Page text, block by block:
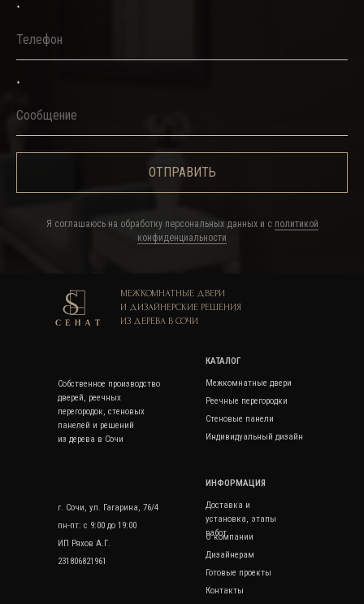
*
Телефон
*
Сообщение
ОТПРАВИТЬ
Я соглашаюсь на обработку персональных данных и c политикой
конфиденциальности
МЕЖКОМНАТНЫЕ ДВЕРИ
И ДИЗАЙНЕРСКИЕ РЕШЕНИЯ
ИЗ ДЕРЕВА В СОЧИ
Собственное производство
дверей, реечных
перегородок, стеновых
панелей и решений
из дерева в Сочи
КАТАЛОГ
ИНФОРМАЦИЯ
г. Сочи, ул. Гагарина, 76/4
пн-пт: с 9:00 до 19:00
ИП Ряхов А.Г.
231806821961
Межкомнатные двери
Реечные перегородки
Стеновые панели
Индивидуальный дизайн
Доставка и
установка, этапы
работ
О компании
Дизайнерам
Готовые проекты
Контакты